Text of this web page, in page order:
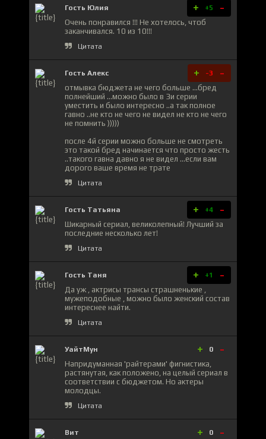
Гость Юлия + +5 -
Очень понравился !!! Не хотелось, чтоб
заканчивался. 10 из 10!!!
Цитата
Гость Алекс + -3 -
отмывка бюджета не чего больше ...бред
полнейший ...можно было в 3и серии
уместить и было интересно ..а так полное
гавно ..не кто не чего не видел не кто не чего
не помнить )))))
после 4й серии можно больше не смотреть
это такой бред начинается что просто жесть
..такого гавна давно я не видел ...если вам
дорого ваше время не трате
Цитата
Гость Татьяна + +4 -
Шикарный сериал, великолепный! Лучший за
последние несколько лет!
Цитата
Гость Таня + +1 -
Да уж , актрисы трансы страшненькие ,
мужеподобные , можно было женский состав
интереснее найти.
Цитата
УайтМун + 0 -
Напридуманная 'райтерами' фигнистика,
растянутая, как положено, на целый сериал в
соответствии с бюджетом. Но актеры
молодцы.
Цитата
Вит + 0 -